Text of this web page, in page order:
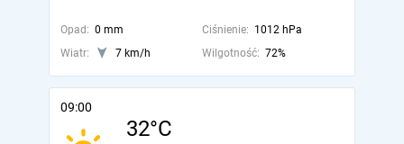
Opad: 0 mm Ciśnienie: 1012 hPa
Wiatr:
7 km/h Wilgotność: 72%
09:00
32°C